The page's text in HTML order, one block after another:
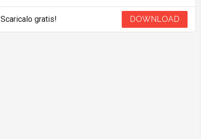
Scaricalo gratis! DOWNLOAD